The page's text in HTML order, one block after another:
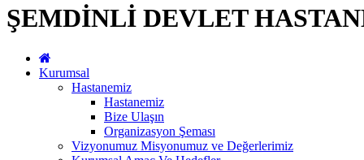
ŞEMDİNLİ DEVLET
Kurumsal
Hastanemiz
Hastanemiz
Bize Ulaşın
Organizasyon Şeması
Vizyonumuz Misyonumuz ve Değerlerimiz